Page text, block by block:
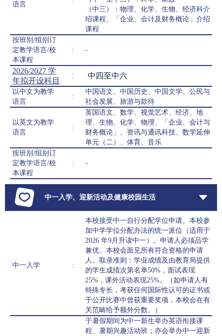
语言
（中三）：物理、化学、生物、经济科介
绍课程、「企业、会计及财务概论」介绍
课程
按班别/组别订
定教学语言/校
本课程
: -
2026/2027 学
年拟开设科目
: 中四至中六
以中文为教学
语言
:
中国语文、中国历史、中国文学、公民与
社会发展、旅游与款待
以英文为教学
语言
:
英国语文、数学、视觉艺术、经济、地
理、生物、化学、物理、「企业、会计与
财务概论」、资讯与通讯科技、数学延伸
单元（二）、体育、音乐
按班别/组别订
定教学语言/校
本课程
: -
中一入学、迎新活动及健康校园生活
中一入学 :
本校接受中一自行分配学位申请。本校参
加中学学位分配办法的统一派位（适用于
2026 年9月升读中一）。申请人必须品学
兼优。本校会面见所有符合资格的申请
人。取录准则：学业成绩及由教育局提供
的学生成绩次第名单50%，面试表现
25%，课外活动表现25%。（如申请人有
特殊专长，考获任何国际性认可的证书或
于公开比赛中曾获重要奖项，本校会在有
关范畴给予额外分数。）
于暑假期间为中一新生举办英语衔接课
程、暑期兴趣活动班；亦会举办中一迎新